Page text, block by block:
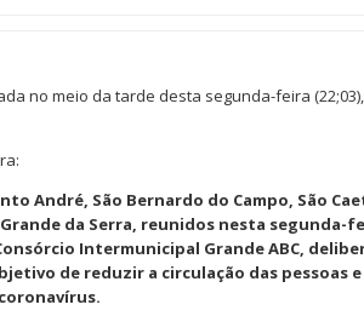
no meio da tarde desta segunda-feira
André, São Bernardo do Campo, São
da Serra, reunidos nesta segunda-
Intermunicipal Grande ABC,
de reduzir a circulação das pessoas